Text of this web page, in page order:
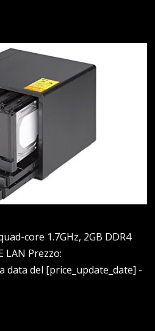
core 1.7GHz, 2GB DDR4
LAN Prezzo:
data del [price_update_date] -